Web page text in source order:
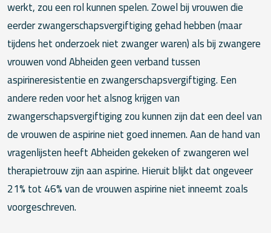
werkt, zou een rol kunnen spelen. Zowel bij vrouwen die
eerder zwangerschapsvergiftiging gehad hebben (maar
tijdens het onderzoek niet zwanger waren) als bij zwangere
vrouwen vond Abheiden geen verband tussen
aspirineresistentie en zwangerschapsvergiftiging. Een
andere reden voor het alsnog krijgen van
zwangerschapsvergiftiging zou kunnen zijn dat een deel van
de vrouwen de aspirine niet goed innemen. Aan de hand van
vragenlijsten heeft Abheiden gekeken of zwangeren wel
therapietrouw zijn aan aspirine. Hieruit blijkt dat ongeveer
21% tot 46% van de vrouwen aspirine niet inneemt zoals
voorgeschreven.